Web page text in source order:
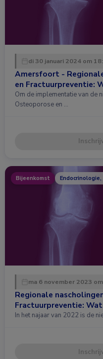
di 30 januari 2024 om
Amersfoort -
en Fractuurpreventie:
Om de implementatie van de
Osteoporose en …
Bijeenkomst
ma 6 november 2023
Regionale
Fractuurpreventie:
In het najaar van 2022 is de